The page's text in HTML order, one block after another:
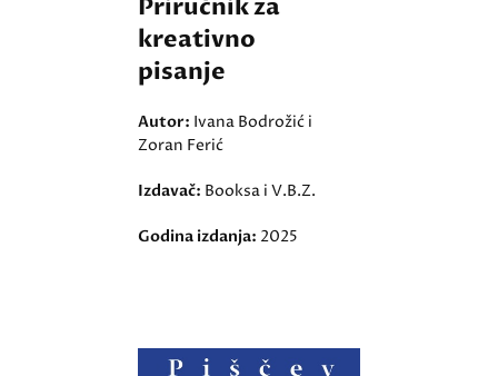
Priručnik za
kreativno
pisanje
Autor: Ivana Bodrožić i
Zoran Ferić
Izdavač: Booksa i V.B.Z.
Godina izdanja: 2025